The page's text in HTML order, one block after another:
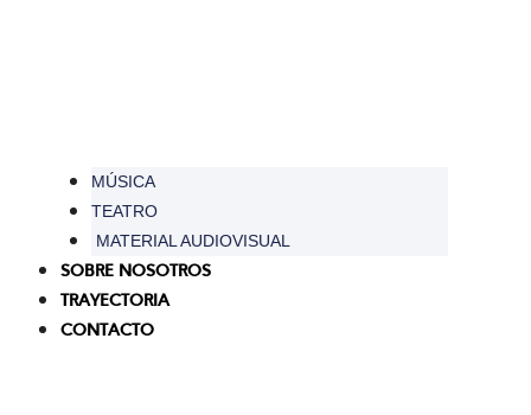
MÚSICA
TEATRO
MATERIAL AUDIOVISUAL
SOBRE NOSOTROS
TRAYECTORIA
CONTACTO